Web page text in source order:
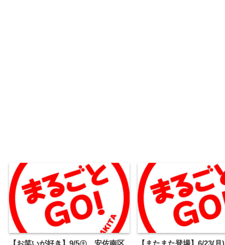
【お笑いが好き】9/5㊏、安佐南区 【またまた登場】6/23(月